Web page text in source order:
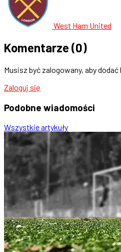
West Ham United
Komentarze (0)
Musisz być zalogowany, aby
Zaloguj się
Podobne wiadomości
Wszystkie artykuły